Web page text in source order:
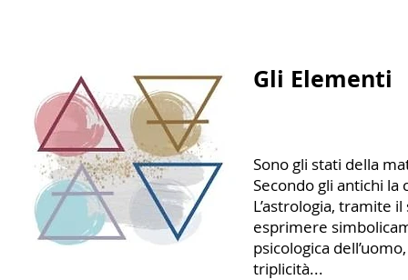
Gli Elementi
Sono gli stati della
Secondo gli antichi
L’astrologia, tramite
esprimere
psicologica
triplicità...